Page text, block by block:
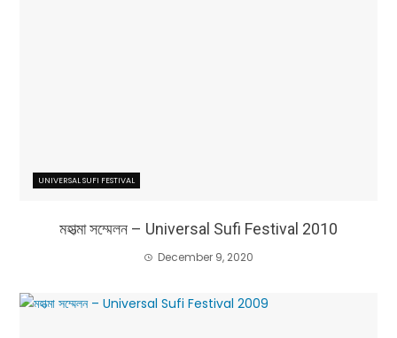
UNIVERSAL SUFI FESTIVAL
মহাত্মা সম্মেলন – Universal Sufi Festival 2010
December 9, 2020